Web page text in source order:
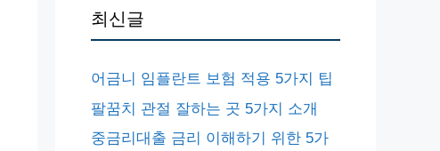
최신글
어금니 임플란트 보험 적용 5가지 팁
팔꿈치 관절 잘하는 곳 5가지 소개
중금리대출 금리 이해하기 위한 5가